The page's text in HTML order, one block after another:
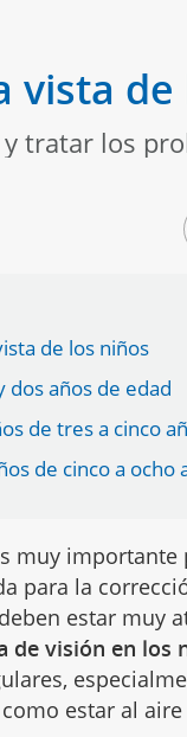
vista
tratar los
de los niños
dos años de edad
de tres a cinco
de cinco a ocho
muy importante
para la
estar muy
de visión en los
estar al